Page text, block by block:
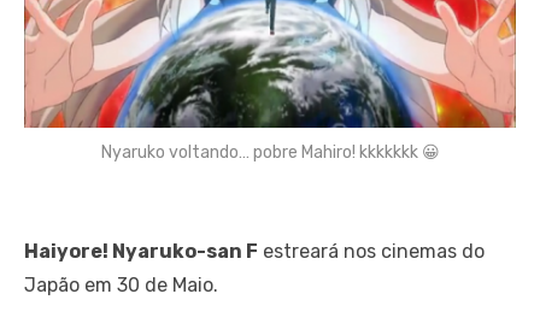
Nyaruko voltando… pobre Mahiro! kkkkkkk 😀
Haiyore! Nyaruko-san F estreará nos cinemas do
Japão em 30 de Maio.